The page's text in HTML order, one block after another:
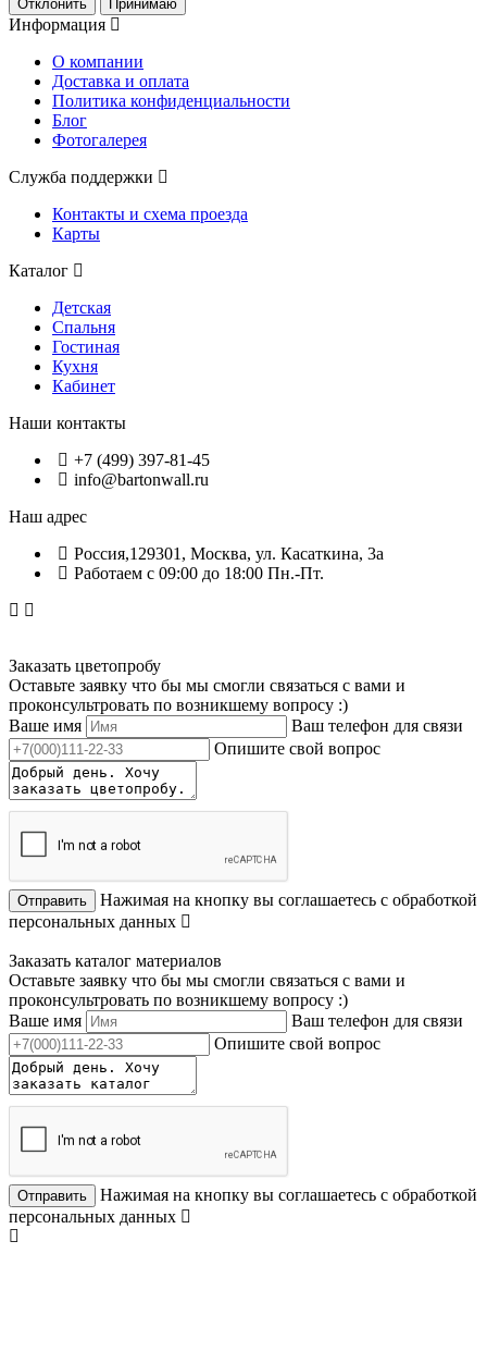
Отклонить Принимаю
Информация
О компании
Доставка и оплата
Политика конфиденциальности
Блог
Фотогалерея
Служба поддержки
Контакты и схема проезда
Карты
Каталог
Детская
Спальня
Гостиная
Кухня
Кабинет
Наши контакты
+7 (499) 397-81-45
info@bartonwall.ru
Наш адрес
Россия,129301, Москва, ул. Касаткина, 3а
Работаем с 09:00 до 18:00 Пн.-Пт.
Заказать цветопробу
Оставьте заявку что бы мы смогли связаться с вами и
проконсультровать по возникшему вопросу :)
Ваше имя
Ваш телефон для связи
Опишите свой вопрос
Отправить
Нажимая на кнопку вы соглашаетесь с обработкой
персональных данных
Заказать каталог материалов
Оставьте заявку что бы мы смогли связаться с вами и
проконсультровать по возникшему вопросу :)
Ваше имя
Ваш телефон для связи
Опишите свой вопрос
Отправить
Нажимая на кнопку вы соглашаетесь с обработкой
персональных данных